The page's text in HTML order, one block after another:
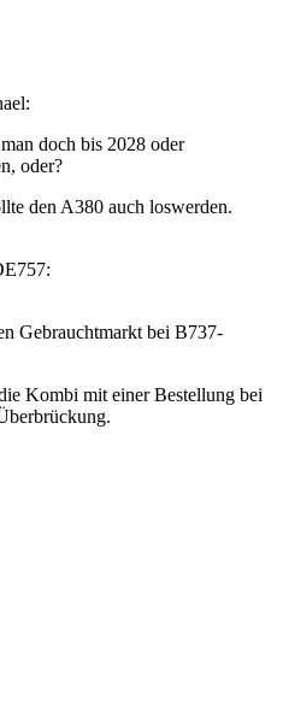
doch bis 2028 oder
oder?
den A380 auch loswerden.
Gebrauchtmarkt bei B737-
Kombi mit einer Bestellung bei